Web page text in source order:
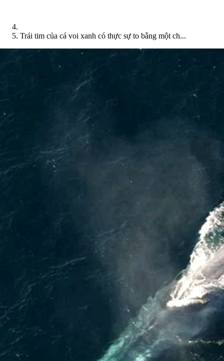
Trái tim của cá voi xanh có thực sự to bằng một ch...